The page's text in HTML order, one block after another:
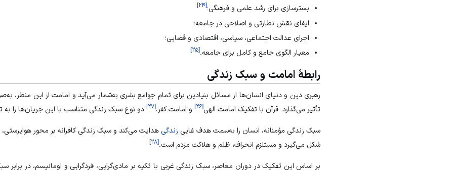
بسترسازی برای رشد علمی و فرهنگی؛[۲۴]
ایفای نقش نظارتی و اصلاحی در جامعه؛
اجرای عدالت اجتماعی، سیاسی، اقتصادی و قضایی؛
معیار الگوی جامع و کامل برای جامعه.[۲۵]
رابطهٔ امامت و سبک زندگی
رهبری دین و دنیای انسان‌ها از مسائل بنیادین برای تمام جوامع بشری به‌شمار می‌آید و امامت از این منظر،
تأثیر می‌گذارد. قرآن با تفکیک امامت الهی[۲۶] و امامت کفر،[۲۷] دو نوع سبک زندگی متناسب با این جریان‌ها را به
سبک زندگی مؤمنانه، انسان را به‌سمت هدف غایی زندگی هدایت می‌کند و سبک زندگی کافرانه بر محور
شکل می‌گیرد و مستلزم انحراف، ظلم و هلاکت مردم است. [۲۸]
بر اساس این تفکیک در دوران معاصر، سبک زندگی غربی با تکیه بر مادی‌گرایی، فردگرایی و اومانیسم، در برابر